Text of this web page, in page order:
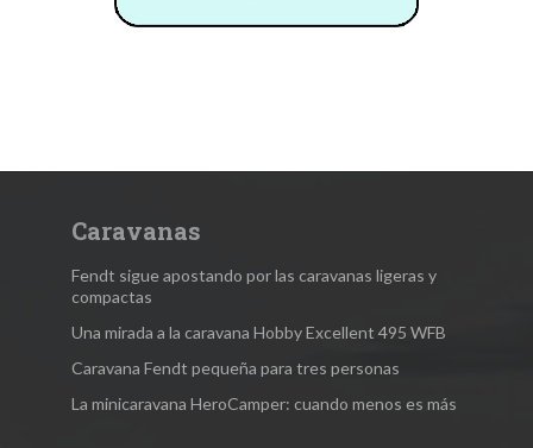
Caravanas
Fendt sigue apostando por las caravanas ligeras y
compactas
Una mirada a la caravana Hobby Excellent 495 WFB
Caravana Fendt pequeña para tres personas
La minicaravana HeroCamper: cuando menos es más